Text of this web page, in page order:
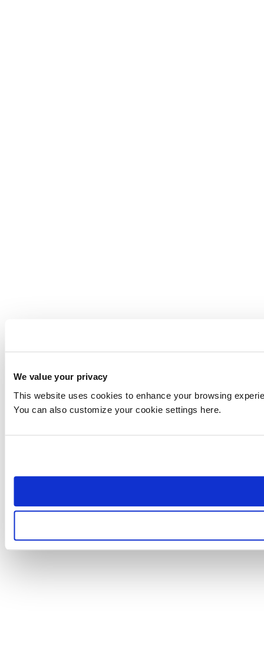
We value your privacy
This website uses cookies to enhance your browsing
You can also customize your cookie settings here.